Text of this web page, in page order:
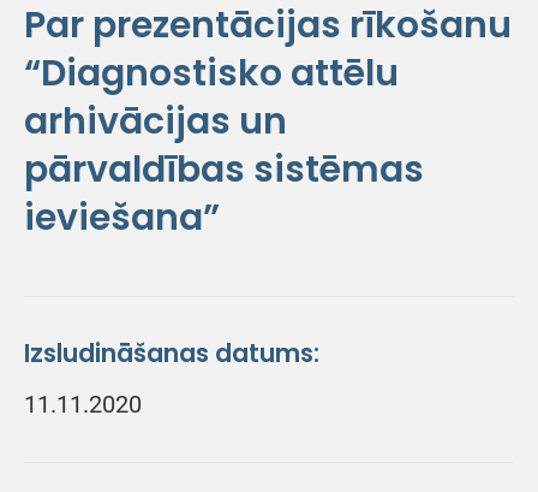
Par prezentācijas rīkošanu
“Diagnostisko attēlu
arhivācijas un
pārvaldības sistēmas
ieviešana”
Izsludināšanas datums:
11.11.2020